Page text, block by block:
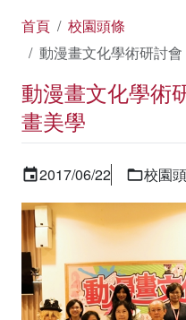
首頁
校園頭條
動漫畫文化學術研討
動漫畫文化學術
畫美學
2017/06/22 校園